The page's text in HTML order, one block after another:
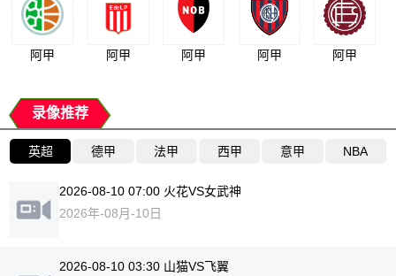
阿甲 阿甲 阿甲 阿甲 阿甲
录像推荐
英超 德甲 法甲 西甲 意甲 NBA
2026-08-10 07:00 火花VS女武神
2026年-08月-10日
2026-08-10 03:30 山猫VS飞翼